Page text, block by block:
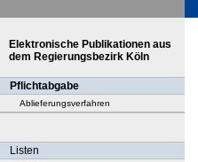
Elektronische Publikationen aus
dem Regierungsbezirk Köln
Pflichtabgabe
Ablieferungsverfahren
Listen